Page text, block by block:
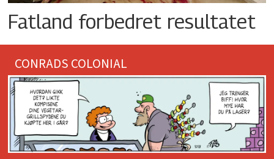
Fatland forbedret resultatet
CONRADS COLONIAL